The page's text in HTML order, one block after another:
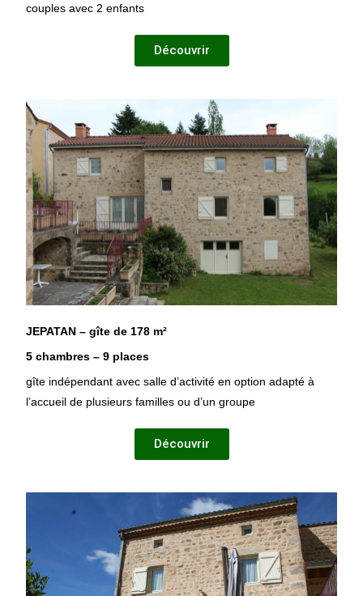
couples avec 2 enfants
Découvrir
JEPATAN – gîte de 178 m²
5 chambres – 9 places
gîte indépendant avec salle d’activité en option adapté à
l’accueil de plusieurs familles ou d’un groupe
Découvrir